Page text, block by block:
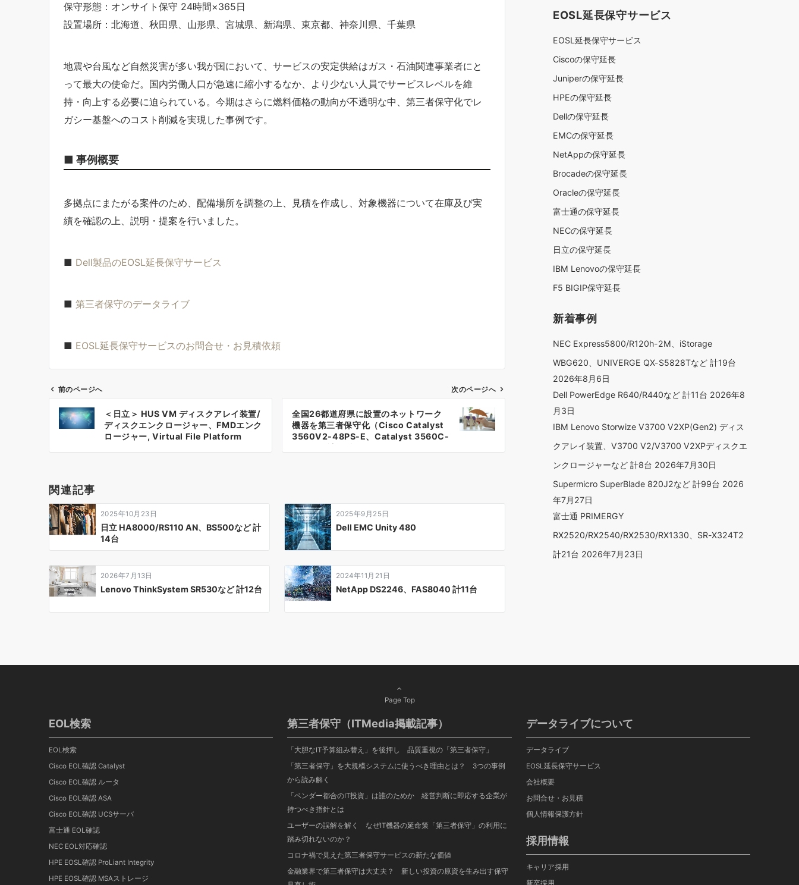
保守形態：オンサイト保守 24時間×365日
設置場所：北海道、秋田県、山形県、宮城県、新潟県、東京都、神奈川県、千葉県
地震や台風など自然災害が多い我が国において、サービスの安定供給はガス・石油関連事業者にと
って最大の使命だ。国内労働人口が急速に縮小するなか、より少ない人員でサービスレベルを維
持・向上する必要に迫られている。今期はさらに燃料価格の動向が不透明な中、第三者保守化でレ
ガシー基盤へのコスト削減を実現した事例です。
■ 事例概要
多拠点にまたがる案件のため、配備場所を調整の上、見積を作成し、対象機器について在庫及び実
績を確認の上、説明・提案を行いました。
■ Dell製品のEOSL延長保守サービス
■ 第三者保守のデータライブ
■ EOSL延長保守サービスのお問合せ・お見積依頼
投
稿
ナ
ゲ
ー
シ
ョ
ン
前のページへ
＜日立＞ HUS VM ディスクアレイ装置/
ディスクエンクロージャー、FMDエンク
ロージャー, Virtual File Platform
次のページへ
全国26都道府県に設置のネットワーク
機器を第三者保守化（Cisco Catalyst
3560V2-48PS-E、Catalyst 3560C-
関連記事
2025年10月23日
日立 HA8000/RS110 AN、BS500など 計
14台
2025年9月25日
Dell EMC Unity 480
2026年7月13日
Lenovo ThinkSystem SR530など 計12台
2024年11月21日
NetApp DS2246、FAS8040 計11台
EOSL延長保守サービス
EOSL延長保守サービス
Ciscoの保守延長
Juniperの保守延長
HPEの保守延長
Dellの保守延長
EMCの保守延長
NetAppの保守延長
Brocadeの保守延長
Oracleの保守延長
富士通の保守延長
NECの保守延長
日立の保守延長
IBM Lenovoの保守延長
F5 BIGIP保守延長
新着事例
NEC Express5800/R120h-2M、iStorage
WBG620、UNIVERGE QX-S5828Tなど 計19台
2026年8月6日
Dell PowerEdge R640/R440など 計11台 2026年8
月3日
IBM Lenovo Storwize V3700 V2XP(Gen2) ディス
クアレイ装置、V3700 V2/V3700 V2XPディスクエ
ンクロージャーなど 計8台 2026年7月30日
Supermicro SuperBlade 820J2など 計99台 2026
年7月27日
富士通 PRIMERGY
RX2520/RX2540/RX2530/RX1330、SR-X324T2
計21台 2026年7月23日
Page Top
EOL検索
EOL検索
Cisco EOL確認 Catalyst
Cisco EOL確認 ルータ
Cisco EOL確認 ASA
Cisco EOL確認 UCSサーバ
富士通 EOL確認
NEC EOL対応確認
HPE EOSL確認 ProLiant Integrity
HPE EOSL確認 MSAストレージ
第三者保守（ITMedia掲載記事）
「大胆なIT予算組み替え」を後押し 品質重視の「第三者保守」
「第三者保守」を大規模システムに使うべき理由とは？ 3つの事例
から読み解く
「ベンダー都合のIT投資」は誰のためか 経営判断に即応する企業が
持つべき指針とは
ユーザーの誤解を解く なぜIT機器の延命策「第三者保守」の利用に
踏み切れないのか？
コロナ禍で見えた第三者保守サービスの新たな価値
金融業界で第三者保守は大丈夫？ 新しい投資の原資を生み出す保守
データライブについて
データライブ
EOSL延長保守サービス
会社概要
お問合せ・お見積
個人情報保護方針
採用情報
キャリア採用